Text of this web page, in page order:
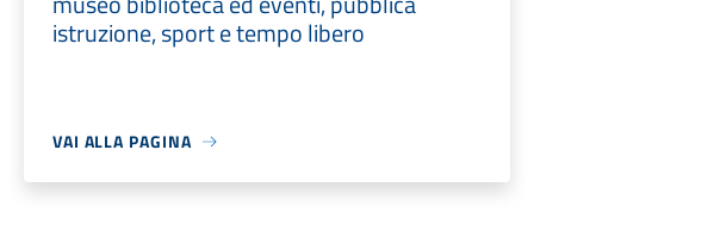
istruzione, sport e tempo libero
VAI ALLA PAGINA